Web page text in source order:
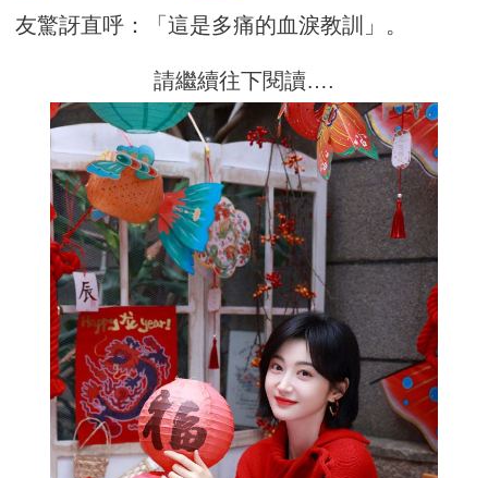
友驚訝直呼：「這是多痛的血淚教訓」。
請繼續往下閱讀….